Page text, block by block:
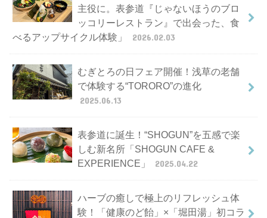
主役に。表参道『じゃないほうのブロ
ッコリーレストラン』で出会った、食
べるアップサイクル体験」
2026.02.03
むぎとろの日フェア開催！浅草の老舗
で体験する“TORORO”の進化
2025.06.13
表参道に誕生！“SHOGUN”を五感で楽
しむ新名所「SHOGUN CAFE &
EXPERIENCE」
2025.04.22
ハーブの癒しで極上のリフレッシュ体
験！「健康のど飴」×「堀田湯」初コラ